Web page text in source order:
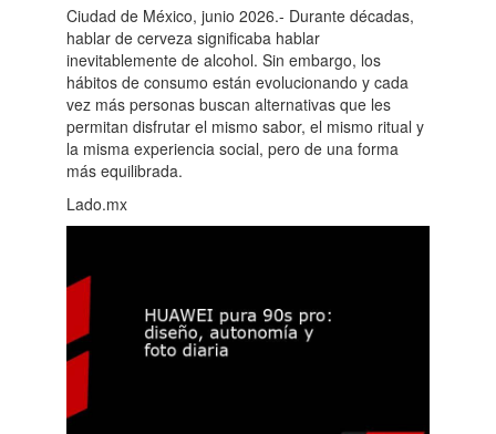
Ciudad de México, junio 2026.- Durante décadas,
hablar de cerveza significaba hablar
inevitablemente de alcohol. Sin embargo, los
hábitos de consumo están evolucionando y cada
vez más personas buscan alternativas que les
permitan disfrutar el mismo sabor, el mismo ritual y
la misma experiencia social, pero de una forma
más equilibrada.
Lado.mx